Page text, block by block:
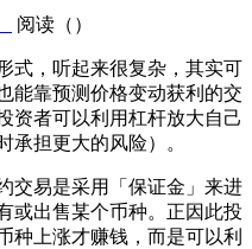
阅读（ ）
式，听起来很复杂，其实可
能靠预测价格变动获利的交
资者可以利用杠杆放大自己
承担更大的风险）。
交易是采用「保证金」来进
或出售某个币种。正因此投
种上涨才赚钱，而是可以利